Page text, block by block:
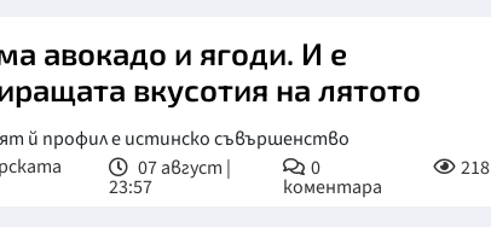
авокадо и ягоди. И е
вкусотия на лятото
й профил е истинско съвършенство
07 август |
23:57
0
коментара
218